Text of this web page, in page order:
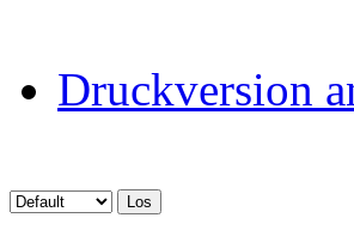
Druckversion